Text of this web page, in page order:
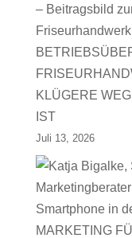
KLÜGERE
IST
Juli 13, 2026
MARKETING